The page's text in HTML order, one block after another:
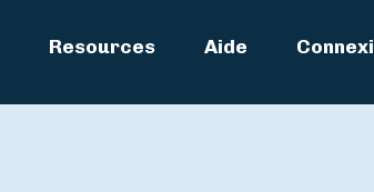
Resources Aide